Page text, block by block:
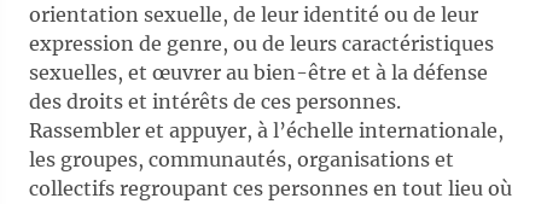
orientation sexuelle, de leur identité ou de leur
expression de genre, ou de leurs caractéristiques
sexuelles, et œuvrer au bien-être et à la défense
des droits et intérêts de ces personnes.
Rassembler et appuyer, à l’échelle internationale,
les groupes, communautés, organisations et
collectifs regroupant ces personnes en tout lieu où